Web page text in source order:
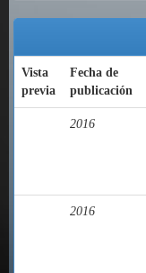
Vista
previa
Fecha de
publicación
2016
2016